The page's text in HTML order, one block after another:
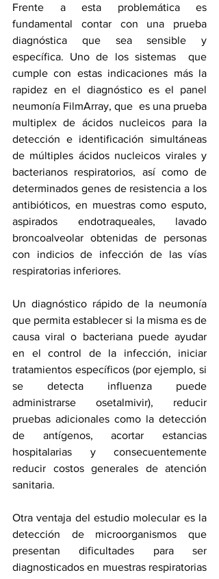
Frente a esta problemática es
fundamental contar con una prueba
diagnóstica que sea sensible y
específica. Uno de los sistemas  que
cumple con estas indicaciones más la
rapidez en el diagnóstico es el panel
neumonía FilmArray, que  es una prueba
multiplex de ácidos nucleicos para la
detección e identificación simultáneas
de múltiples ácidos nucleicos virales y
bacterianos respiratorios, así como de
determinados genes de resistencia a los
antibióticos, en muestras como esputo,
aspirados endotraqueales, lavado
broncoalveolar obtenidas de personas
con indicios de infección de las vías
respiratorias inferiores.
Un diagnóstico rápido de la neumonía
que permita establecer si la misma es de
causa viral o bacteriana puede ayudar
en el control de la infección, iniciar
tratamientos específicos (por ejemplo, si
se detecta influenza puede
administrarse osetalmivir), reducir
pruebas adicionales como la detección
de antígenos, acortar estancias
hospitalarias y consecuentemente
reducir costos generales de atención
sanitaria.
Otra ventaja del estudio molecular es la
detección de microorganismos que
presentan dificultades para ser
diagnosticados en muestras respiratorias